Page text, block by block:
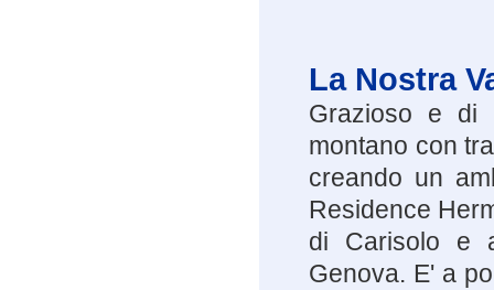
La Nostra
Grazioso e di
montano con
creando un
Residence
di Carisolo e
Genova. E' a